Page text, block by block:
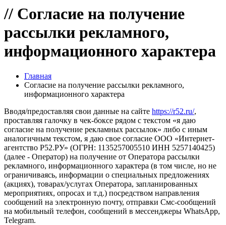
// Согласие на получение
рассылки рекламного,
информационного характера
Главная
Согласие на получение рассылки рекламного,
информационного характера
Вводя/предоставляя свои данные на сайте https://r52.ru/,
проставляя галочку в чек-боксе рядом с текстом «я даю
согласие на получение рекламных рассылок» либо с иным
аналогичным текстом, я даю свое согласие ООО «Интернет-
агентство Р52.РУ» (ОГРН: 1135257005510 ИНН 5257140425)
(далее - Оператор) на получение от Оператора рассылки
рекламного, информационного характера (в том числе, но не
ограничиваясь, информации о специальных предложениях
(акциях), товарах/услугах Оператора, запланированных
мероприятиях, опросах и т.д.) посредством направления
сообщений на электронную почту, отправки Смс-сообщений
на мобильный телефон, сообщений в мессенджеры WhatsApp,
Telegram.